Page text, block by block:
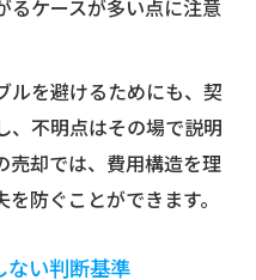
るケースが多い点に注意
ルを避けるためにも、契
、不明点はその場で説明
売却では、費用構造を理
防ぐことができます。
ない判断基準